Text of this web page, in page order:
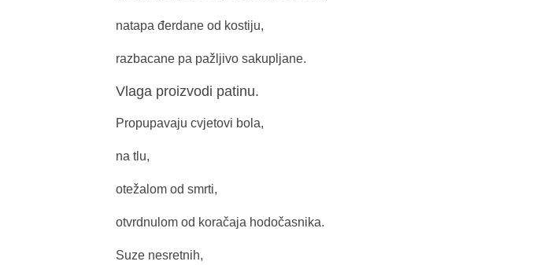
natapa đerdane od kostiju,
razbacane pa pažljivo sakupljane.
Vlaga proizvodi patinu.
Propupavaju cvjetovi bola,
na tlu,
otežalom od smrti,
otvrdnulom od koračaja hodočasnika.
Suze nesretnih,